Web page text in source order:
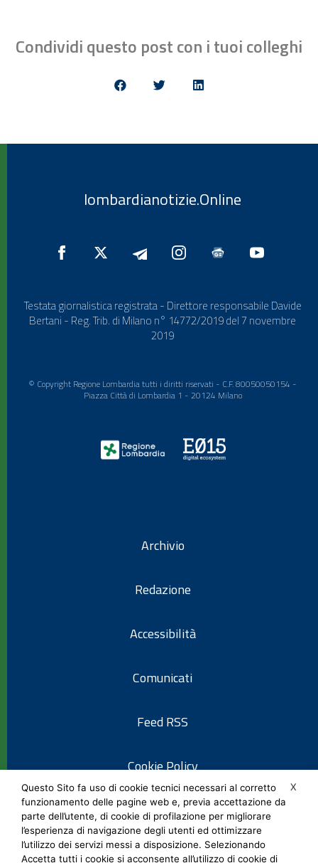
Condividi questo post con i tuoi colleghi
lombardianotizie.Online
Testata giornalistica registrata - Direttore responsabile Davide
Bertani - Reg. Trib. di Milano n° 14772/2019 del 7 novembre
2019
© Copyright Regione Lombardia tutti i diritti riservati - C.F. 80050050154 -
Piazza Città di Lombardia 1 - 20124 Milano
Archivio
Redazione
Accessibilità
Comunicati
Feed RSS
Cookie Policy
Informativa privacy
Note legali
X
Questo Sito fa uso di cookie tecnici necessari al corretto
funzionamento delle pagine web e, previa accettazione da
parte dell’utente, di cookie di profilazione per migliorare
l’esperienza di navigazione degli utenti ed ottimizzare
l’utilizzo dei servizi messi a disposizione. Selezionando
Accetta tutti i cookie si acconsente all’utilizzo di cookie di